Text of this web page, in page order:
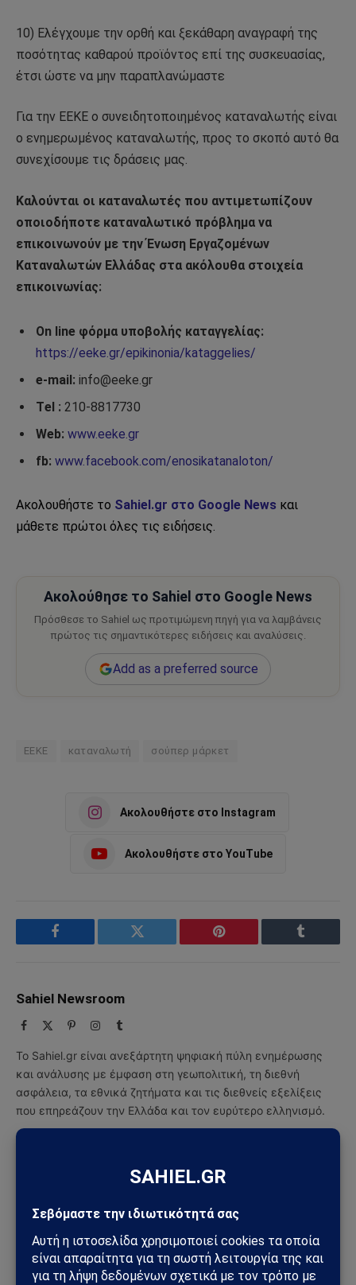
10) Ελέγχουμε την ορθή και ξεκάθαρη αναγραφή της
ποσότητας καθαρού προϊόντος επί της συσκευασίας,
έτσι ώστε να μην παραπλανώμαστε
Για την ΕΕΚΕ ο συνειδητοποιημένος καταναλωτής είναι
ο ενημερωμένος καταναλωτής, προς το σκοπό αυτό θα
συνεχίσουμε τις δράσεις μας.
Καλούνται οι καταναλωτές που αντιμετωπίζουν
οποιοδήποτε καταναλωτικό πρόβλημα να
επικοινωνούν με την Ένωση Εργαζομένων
Καταναλωτών Ελλάδας στα ακόλουθα στοιχεία
επικοινωνίας:
On line φόρμα υποβολής καταγγελίας:
https://eeke.gr/epikinonia/kataggelies/
e-mail: info@eeke.gr
Τel : 210-8817730
Web: www.eeke.gr
fb: www.facebook.com/enosikatanaloton/
Ακολουθήστε το Sahiel.gr στο Google News και
μάθετε πρώτοι όλες τις ειδήσεις.
Ακολούθησε το Sahiel στο Google News
Πρόσθεσε το Sahiel ως προτιμώμενη πηγή για να λαμβάνεις
πρώτος τις σημαντικότερες ειδήσεις και αναλύσεις.
Add as a preferred source
ΕΕΚΕ καταναλωτή σούπερ μάρκετ
Ακολουθήστε στο Instagram
Ακολουθήστε στο YouTube
Facebook Twitter Pinterest Tumblr
Sahiel Newsroom
Facebook PinterestInstagram
Tumblr
Το Sahiel.gr είναι ανεξάρτητη ψηφιακή πύλη ενημέρωσης
και ανάλυσης με έμφαση στη γεωπολιτική, τη διεθνή
ασφάλεια, τα εθνικά ζητήματα και τις διεθνείς εξελίξεις
που επηρεάζουν την Ελλάδα και τον ευρύτερο ελληνισμό.